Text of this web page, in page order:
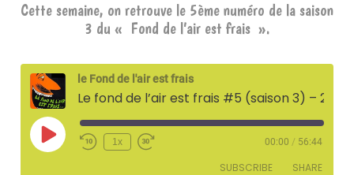
Cette semaine, on retrouve le 5ème numéro de la saison
3 du « Fond de l’air est frais ».
le Fond de l'air est frais
Play
Episode
1x 00:00 / 56:44
SUBSCRIBE SHARE